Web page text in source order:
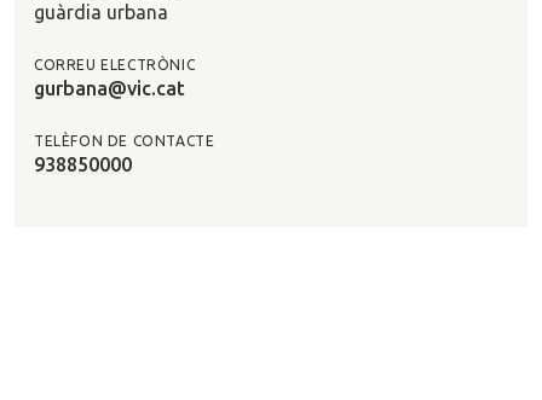
guàrdia urbana
CORREU ELECTRÒNIC
gurbana@vic.cat
TELÈFON DE CONTACTE
938850000